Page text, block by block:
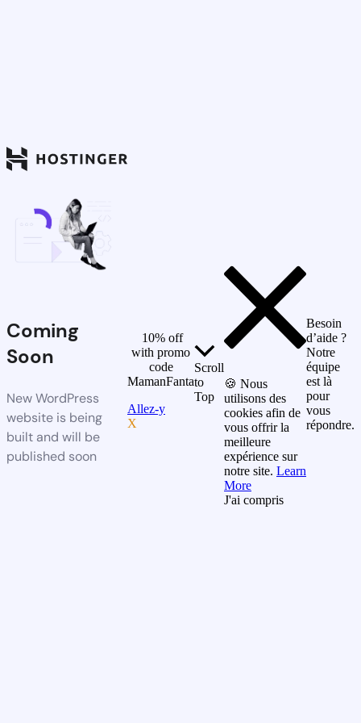
Coming
Soon
New WordPress
website is being
built and will be
published soon
10% off
with promo
code
MamanFanta
Allez-y
X
Scroll
to
Top
🍪 Nous
utilisons des
cookies afin de
vous offrir la
meilleure
expérience sur
notre site. Learn
More
J'ai compris
Besoin
d’aide ?
Notre
équipe
est là
pour
vous
répondre.